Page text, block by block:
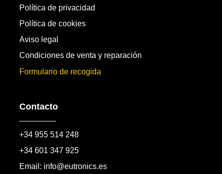
Política de privacidad
Política de cookies
Aviso legal
Condiciones de venta y reparación
Formulario de recogida
Contacto
+34 955 514 248
+34 601 347 925
Email: info@eutronics.es